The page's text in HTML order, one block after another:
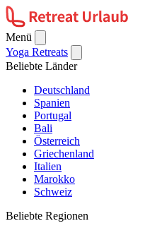
Menü
Yoga Retreats
Beliebte Länder
Deutschland
Spanien
Portugal
Bali
Österreich
Griechenland
Italien
Marokko
Schweiz
Beliebte Regionen